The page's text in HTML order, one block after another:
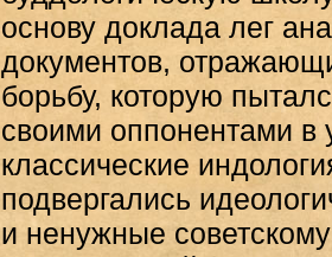
основу доклада лег
документов,
борьбу, которую
своими оппонентами в
классические
подвергались
и ненужные